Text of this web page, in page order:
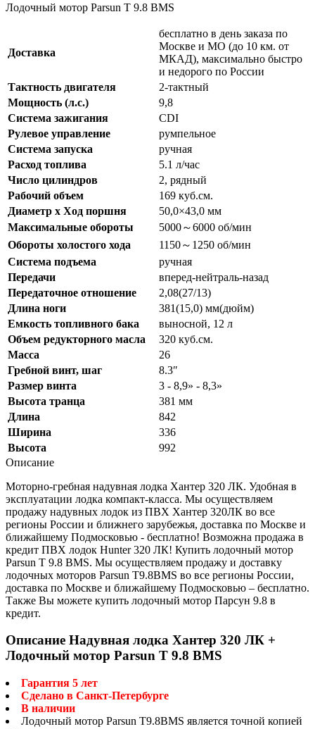
Лодочный мотор Parsun T 9.8 BMS
Доставка
бесплатно в день заказа по
Москве и МО (до 10 км. от
МКАД), максимально быстро
и недорого по России
Тактность двигателя
2-тактный
Мощность (л.с.)
9,8
Система зажигания
CDI
Рулевое управление
румпельное
Система запуска
ручная
Расход топлива
5.1 л/час
Число цилиндров
2, рядный
Рабочий объем
169 куб.см.
Диаметр х Ход поршня
50,0×43,0 мм
Максимальные обороты
5000～6000 об/мин
Обороты холостого хода
1150～1250 об/мин
Система подъема
ручная
Передачи
вперед-нейтраль-назад
Передаточное отношение
2,08(27/13)
Длина ноги
381(15,0) мм(дюйм)
Емкость топливного бака
выносной, 12 л
Объем редукторного масла
320 куб.см.
Масса
26
Гребной винт, шаг
8.3″
Размер винта
3 - 8,9» - 8,3»
Высота транца
381 мм
Длина
842
Ширина
336
Высота
992
Описание
Моторно-гребная надувная лодка Хантер 320 ЛК. Удобная в
эксплуатации лодка компакт-класса. Мы осуществляем
продажу надувных лодок из ПВХ Хантер 320ЛК во все
регионы России и ближнего зарубежья, доставка по Москве и
ближайшему Подмосковью - бесплатно! Возможна продажа в
кредит ПВХ лодок Hunter 320 ЛК! Купить лодочный мотор
Parsun T 9.8 BMS. Мы осуществляем продажу и доставку
лодочных моторов Parsun T9.8BMS во все регионы России,
доставка по Москве и ближайшему Подмосковью – бесплатно.
Также Вы можете купить лодочный мотор Парсун 9.8 в
кредит.
Описание Надувная лодка Хантер 320 ЛК +
Лодочный мотор Parsun T 9.8 BMS
Гарантия 5 лет
Сделано в Санкт-Петербурге
В наличии
Лодочный мотор Parsun T9.8BMS является точной копией